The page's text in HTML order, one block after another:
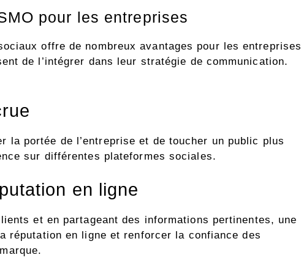
pour les entreprises
offre de nombreux avantages pour les entreprises
de l’intégrer dans leur stratégie de communication.
la portée de l’entreprise et de toucher un public plus
sur différentes plateformes sociales.
en ligne
et en partageant des informations pertinentes, une
réputation en ligne et renforcer la confiance des